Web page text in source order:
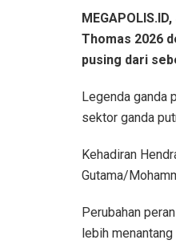
Thomas 2026
pusing dari
Legenda ganda
sektor ganda
Kehadiran
Gutama/
Perubahan
lebih